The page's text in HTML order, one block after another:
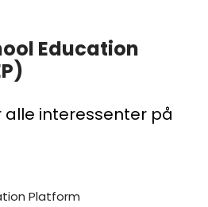
Education
alle interessenter på
Platform